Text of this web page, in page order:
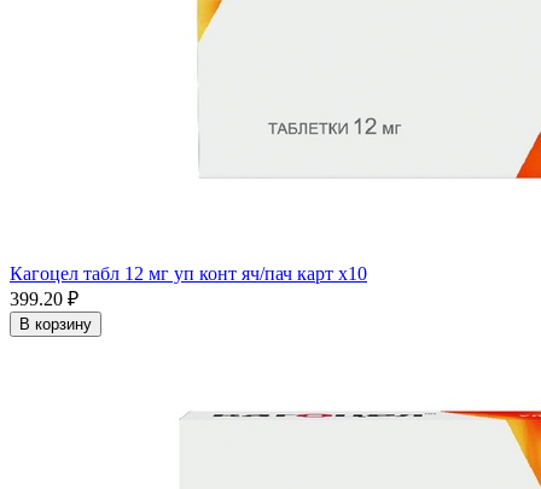
Кагоцел табл 12 мг уп конт яч/пач карт x10
399.20 ₽
В корзину